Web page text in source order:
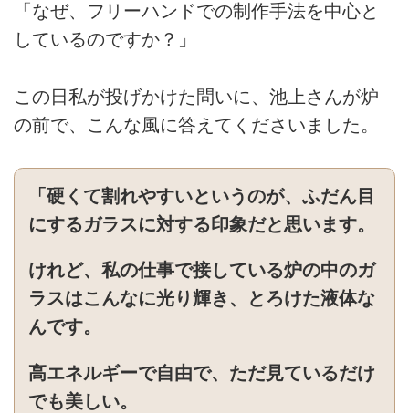
「なぜ、フリーハンドでの制作手法を中心と
しているのですか？」
この日私が投げかけた問いに、池上さんが炉
の前で、こんな風に答えてくださいました。
「硬くて割れやすいというのが、ふだん目
にするガラスに対する印象だと思います。
けれど、私の仕事で接している炉の中のガ
ラスはこんなに光り輝き、とろけた液体な
んです。
高エネルギーで自由で、ただ見ているだけ
でも美しい。